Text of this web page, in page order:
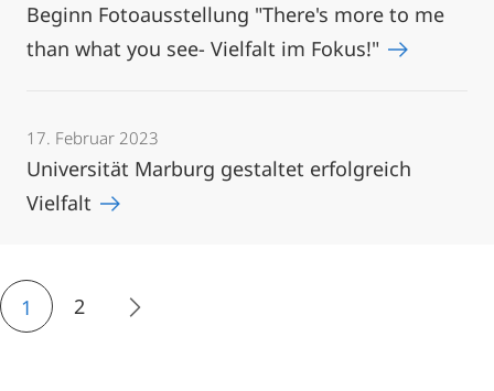
Beginn Fotoausstellung "There's more to me
than what you see- Vielfalt im Fokus!"
17. Februar 2023
Universität Marburg gestaltet erfolgreich
Vielfalt
1 2